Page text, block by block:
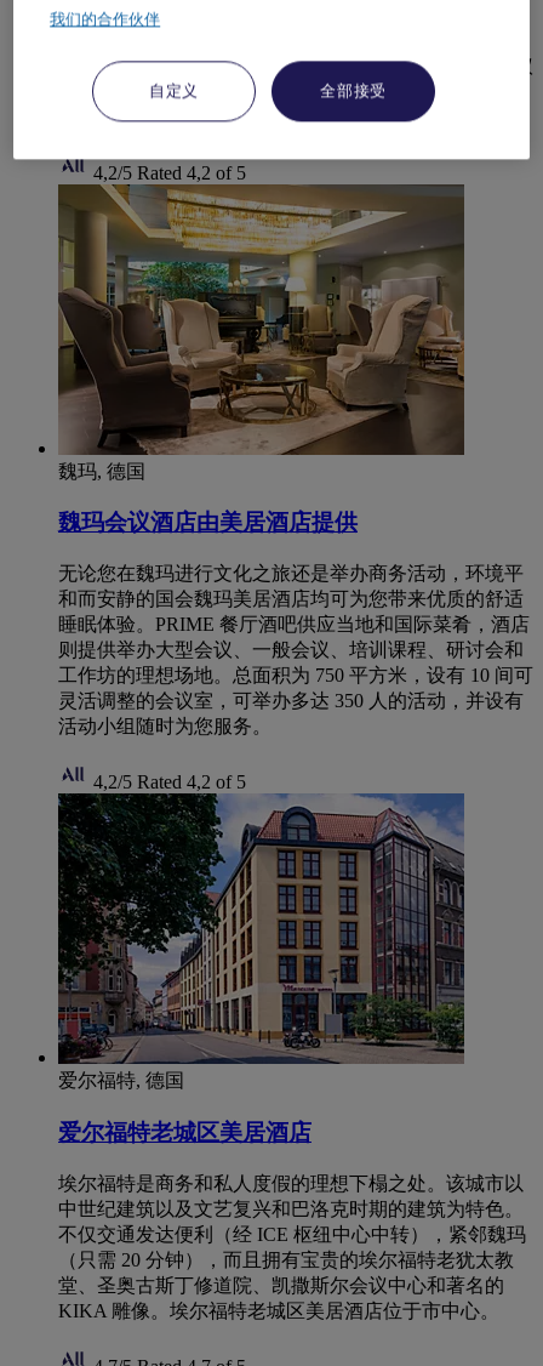
4 星级波茨坦市美居酒店位于波茨坦宫对面历史悠久的
层可饱览波茨坦及湖泊的壮丽景色。酒店设有 13 间会议
室，部分位于顶层，可举办最多 200 人参加的各类活
动。步行几分钟即可到达火车总站。
4,2/5 Rated 4,2 of 5
魏玛, 德国
魏玛会议酒店由美居酒店提供
无论您在魏玛进行文化之旅还是举办商务活动，环境平
和而安静的国会魏玛美居酒店均可为您带来优质的舒适
睡眠体验。PRIME 餐厅酒吧供应当地和国际菜肴，酒店
则提供举办大型会议、一般会议、培训课程、研讨会和
工作坊的理想场地。总面积为 750 平方米，设有 10 间可
灵活调整的会议室，可举办多达 350 人的活动，并设有
活动小组随时为您服务。
4,2/5 Rated 4,2 of 5
爱尔福特, 德国
爱尔福特老城区美居酒店
埃尔福特是商务和私人度假的理想下榻之处。该城市以
中世纪建筑以及文艺复兴和巴洛克时期的建筑为特色。
不仅交通发达便利（经 ICE 枢纽中心中转），紧邻魏玛
（只需 20 分钟），而且拥有宝贵的埃尔福特老犹太教
堂、圣奥古斯丁修道院、凯撒斯尔会议中心和著名的
KIKA 雕像。埃尔福特老城区美居酒店位于市中心。
我们的合作伙伴
自定义 全部接受